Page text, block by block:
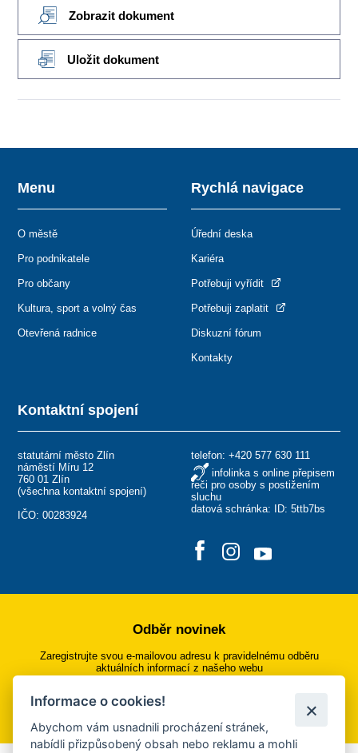
Zobrazit dokument
Uložit dokument
Kontaktní spojení
statutární město Zlín
náměstí Míru 12
760 01 Zlín
(všechna kontaktní spojení)
IČO: 00283924
telefon: +420 577 630 111
infolinka s online přepisem
řeči pro osoby s postižením
sluchu
datová schránka: ID: 5ttb7bs
Menu
O městě
Pro podnikatele
Pro občany
Kultura, sport a volný čas
Otevřená radnice
Rychlá navigace
Úřední deska
Kariéra
Potřebuji vyřídit
Potřebuji zaplatit
Diskuzní fórum
Kontakty
Odběr novinek
Zaregistrujte svou e-mailovou adresu k pravidelnému odběru
aktuálních informací z našeho webu
Přihlásit se k odběru
Informace o cookies!
Abychom vám usnadnili procházení stránek,
nabídli přizpůsobený obsah nebo reklamu a mohli